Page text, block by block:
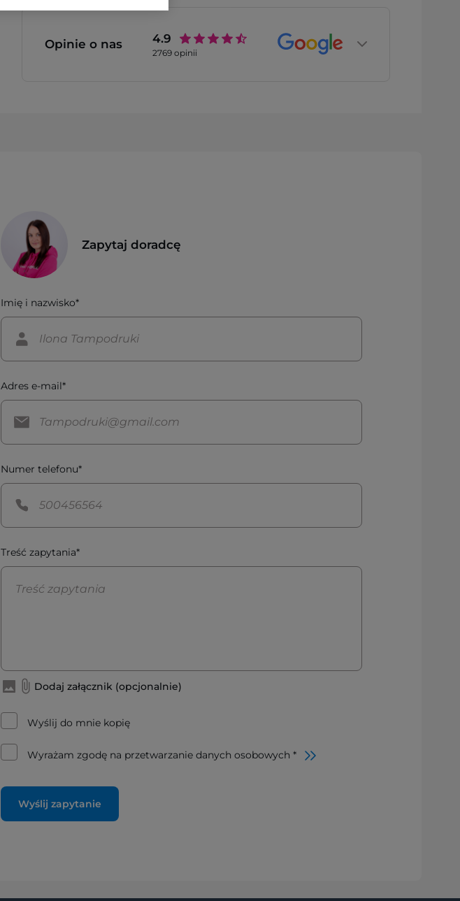
Opinie o nas 4.9
2769opinii
Zapytaj doradcę
Imię i nazwisko*
Adres e-mail*
Numer telefonu*
Treść zapytania*
Dodaj załącznik (opcjonalnie)
Wyślij do mnie kopię
Wyrażam zgodę na przetwarzanie danych osobowych *
Wyślij zapytanie